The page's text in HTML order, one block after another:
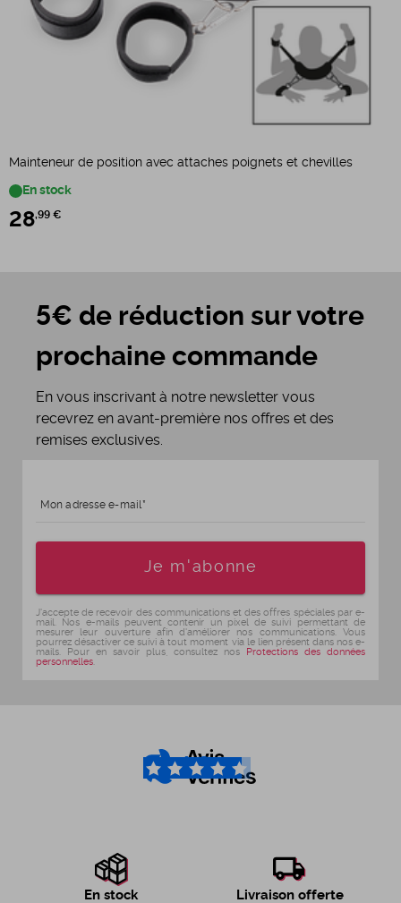
Mainteneur de position avec attaches poignets et chevilles
En stock
28,99 €
5€ de réduction sur votre
prochaine commande
En vous inscrivant à notre newsletter vous
recevrez en avant-première nos offres et des
remises exclusives.
Mon adresse e-mail
Je m'abonne
J'accepte de recevoir des communications et des offres spéciales par e-
mail. Nos e-mails peuvent contenir un pixel de suivi permettant de
mesurer leur ouverture afin d'améliorer nos communications. Vous
pourrez désactiver ce suivi à tout moment via le lien présent dans nos e-
mails. Pour en savoir plus, consultez nos Protections des données
personnelles
4.6/5
En stock Livraison offerte